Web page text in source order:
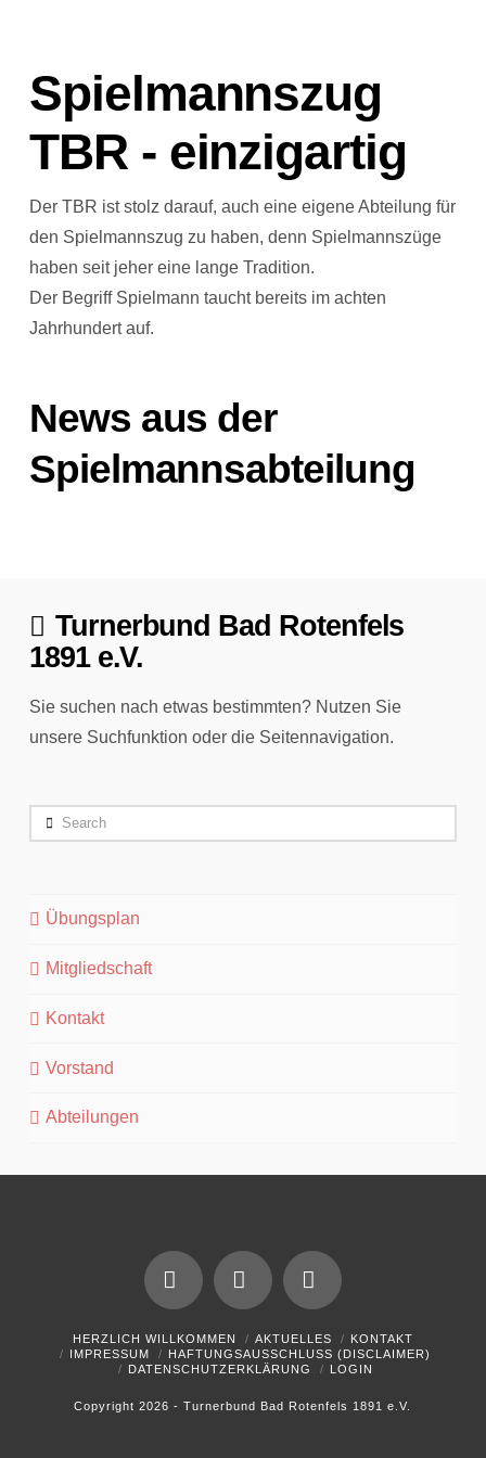
Spielmannszug
TBR - einzigartig
Der TBR ist stolz darauf, auch eine eigene Abteilung für
den Spielmannszug zu haben, denn Spielmannszüge
haben seit jeher eine lange Tradition.
Der Begriff Spielmann taucht bereits im achten
Jahrhundert auf.
News aus der
Spielmannsabteilung
Turnerbund Bad Rotenfels
1891 e.V.
Sie suchen nach etwas bestimmten? Nutzen Sie
unsere Suchfunktion oder die Seitennavigation.
Search
Übungsplan
Mitgliedschaft
Kontakt
Vorstand
Abteilungen
FacebookYouTubeInstagram
HERZLICH WILLKOMMEN AKTUELLES
KONTAKT
IMPRESSUM
HAFTUNGSAUSSCHLUSS (DISCLAIMER)
DATENSCHUTZERKLÄRUNG
LOGIN
Copyright 2026 - Turnerbund Bad Rotenfels 1891 e.V.